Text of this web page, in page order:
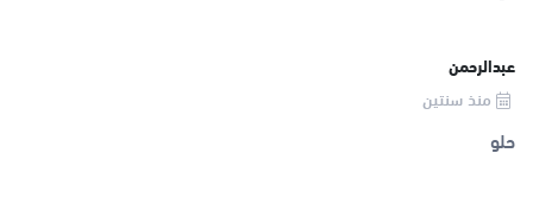
عبدالرحمن
منذ سنتين
حلو